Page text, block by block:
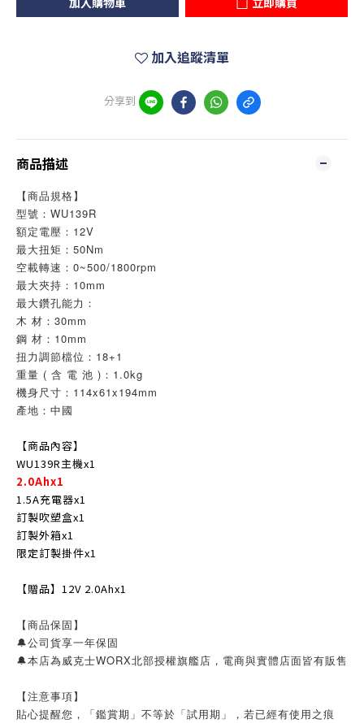
加入追蹤清單
分享到
商品描述
【商品規格】
型號：WU139R
額定電壓：12V
最大扭矩：50Nm
空載轉速：0~500/1800rpm
最大夾持：10mm
最大鑽孔能力：
木 材：30mm
鋼 材：10mm
扭力調節檔位：18+1
重量 ( 含 電 池 )：1.0kg
機身尺寸：114x61x194mm
產地：中國
【商品內容】
WU139R主機x1
2.0Ahx1
1.5A充電器x1
訂製吹塑盒x1
訂製外箱x1
限定訂製掛件x1
【贈品】12V 2.0Ahx1
【商品保固】
🔔公司貨享一年保固
🔔本店為威克士WORX北部授權旗艦店，電商與實體店面皆有販售
【注意事項】
貼心提醒您，「鑑賞期」不等於「試用期」，若已經有使用之痕